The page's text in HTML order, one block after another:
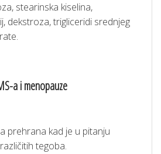
stearinska kiselina,
dekstroza, trigliceridi srednjeg
a i menopauze
prehrana kad je u pitanju
tegoba.